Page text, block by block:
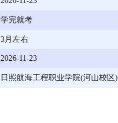
学完就考
3月左右
2026-11-23
日照航海工程职业学院(河山校